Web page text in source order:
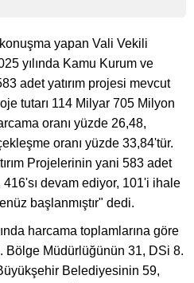
yapan Vali Vekili
yılında Kamu Kurum ve
adet yatırım projesi mevcut
tutarı 114 Milyar 705 Milyon
oranı yüzde 26,48,
oranı yüzde 33,84'tür.
Projelerinin yani 583 adet
devam ediyor, 101'i ihale
başlanmıştır" dedi.
harcama toplamlarına göre
Bölge Müdürlüğünün 31, DSi 8.
Belediyesinin 59,